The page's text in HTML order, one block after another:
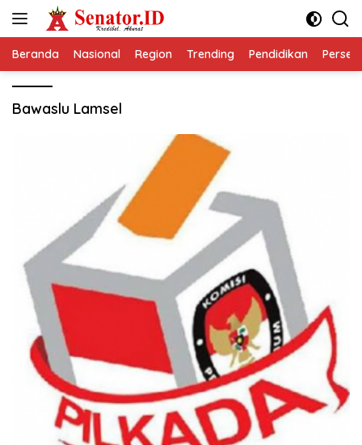
Beranda Nasional Region Trending Pendidikan
Bawaslu Lamsel